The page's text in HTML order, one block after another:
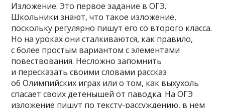
Изложение. Это первое задание в ОГЭ.
Школьники знают, что такое изложение,
поскольку регулярно пишут его со второго класса.
Но на уроках они сталкиваются, как правило,
с более простым вариантом с элементами
повествования. Несложно запомнить
и пересказать своими словами рассказ
об Олимпийских играх или о том, как выхухоль
спасает своих детенышей от паводка. На ОГЭ
изложение пишут по тексту-рассуждению, в нем